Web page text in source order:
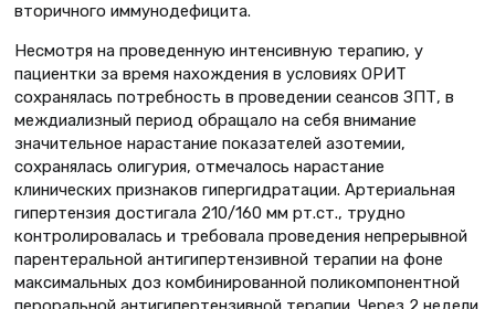
вторичного иммунодефицита.
Несмотря на проведенную интенсивную терапию, у
пациентки за время нахождения в условиях ОРИТ
сохранялась потребность в проведении сеансов ЗПТ, в
междиализный период обращало на себя внимание
значительное нарастание показателей азотемии,
сохранялась олигурия, отмечалось нарастание
клинических признаков гипергидратации. Артериальная
гипертензия достигала 210/160 мм рт.ст., трудно
контролировалась и требовала проведения непрерывной
парентеральной антигипертензивной терапии на фоне
максимальных доз комбинированной поликомпонентной